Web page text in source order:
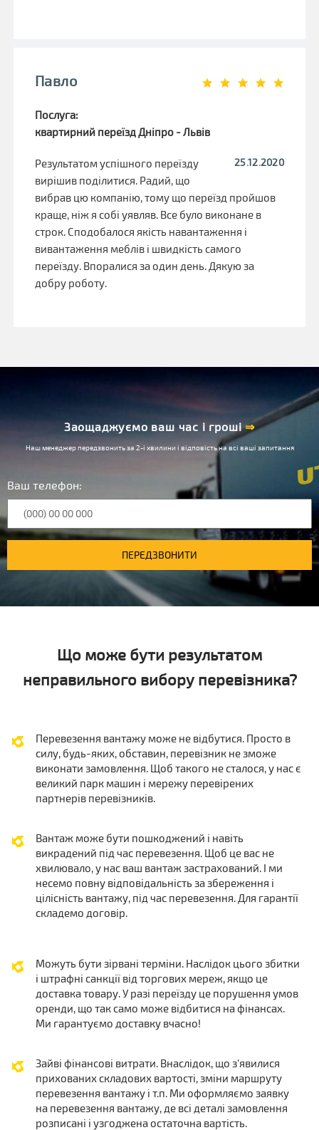
Павло
Послуга:
квартирний переїзд Дніпро - Львів
25.12.2020
Результатом успішного переїзду
вирішив поділитися. Радий, що
вибрав цю компанію, тому що переїзд пройшов
краще, ніж я собі уявляв. Все було виконане в
строк. Сподобалося якість навантаження і
вивантаження меблів і швидкість самого
переїзду. Впоралися за один день. Дякую за
добру роботу.
Заощаджуємо ваш час і гроші⇒
Наш менеджер передзвонить за 2-і хвилини і відповість на всі ваші запитання
Ваш телефон:
ПЕРЕДЗВОНИТИ
Що може бути результатом
неправильного вибору перевізника?
Перевезення вантажу може не відбутися. Просто в
силу, будь-яких, обставин, перевізник не зможе
виконати замовлення. Щоб такого не сталося, у нас є
великий парк машин і мережу перевірених
партнерів перевізників.
Вантаж може бути пошкоджений і навіть
викрадений під час перевезення. Щоб це вас не
хвилювало, у нас ваш вантаж застрахований. І ми
несемо повну відповідальність за збереження і
цілісність вантажу, під час перевезення. Для гарантії
складемо договір.
Можуть бути зірвані терміни. Наслідок цього збитки
і штрафні санкції від торгових мереж, якщо це
доставка товару. У разі переїзду це порушення умов
оренди, що так само може відбитися на фінансах.
Ми гарантуємо доставку вчасно!
Зайві фінансові витрати. Внаслідок, що з'явилися
прихованих складових вартості, зміни маршруту
перевезення вантажу і т.п. Ми оформляємо заявку
на перевезення вантажу, де всі деталі замовлення
розписані і узгоджена остаточна вартість.